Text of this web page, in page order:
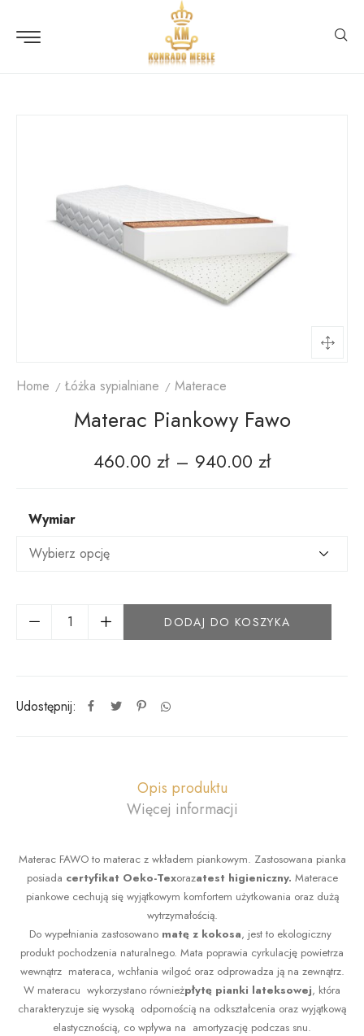
Home Łóżka sypialniane Materace
Materac Piankowy Fawo
460.00 zł– 940.00 zł
Wymiar
DODAJ DO KOSZYKA
Udostępnij:
Opis produktu
Więcej informacji
Materac FAWO to materac z wkładem piankowym. Zastosowana pianka
posiada certyfikat Oeko-Texorazatest higieniczny. Materace
piankowe cechują się wyjątkowym komfortem użytkowania oraz dużą
wytrzymałością.
Do wypełniania zastosowano matę z kokosa, jest to ekologiczny
produkt pochodzenia naturalnego. Mata poprawia cyrkulację powietrza
wewnątrz materaca, wchłania wilgoć oraz odprowadza ją na zewnątrz.
W materacu wykorzystano równieżpłytę pianki lateksowej, która
charakteryzuje się wysoką odpornością na odkształcenia oraz wyjątkową
elastycznością, co wpływa na amortyzację podczas snu.